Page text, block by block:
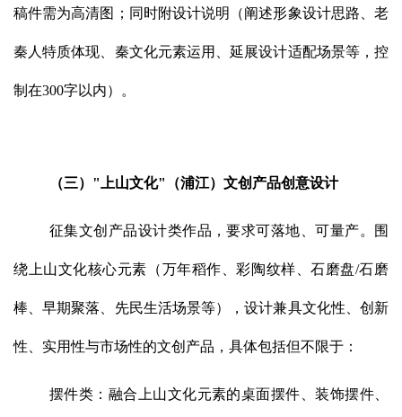
稿件需为高清图；同时附设计说明（阐述形象设计思路、老
秦人特质体现、秦文化元素运用、延展设计适配场景等，控
制在300字以内）。
（三）"上山文化"（浦江）文创产品创意设计
征集文创产品设计类作品，要求可落地、可量产。围
绕上山文化核心元素（万年稻作、彩陶纹样、石磨盘/石磨
棒、早期聚落、先民生活场景等），设计兼具文化性、创新
性、实用性与市场性的文创产品，具体包括但不限于：
摆件类：融合上山文化元素的桌面摆件、装饰摆件、